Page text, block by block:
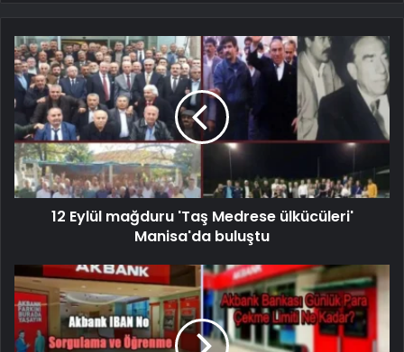
12 Eylül mağduru 'Taş Medrese ülkücüleri'
Manisa'da buluştu